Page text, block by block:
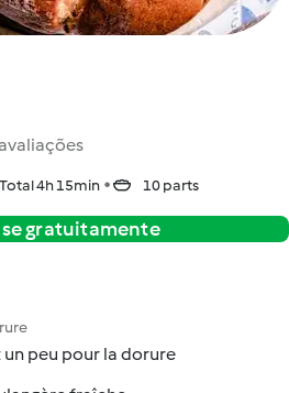
Total 4h 15min 10 parts
gratuitamente
un peu pour la dorure